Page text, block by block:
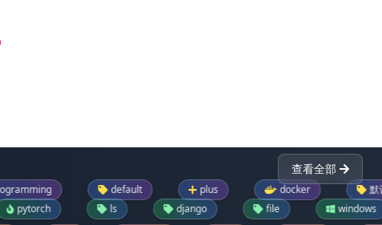
查看全部
default plus docker 默认
ls django file
windows